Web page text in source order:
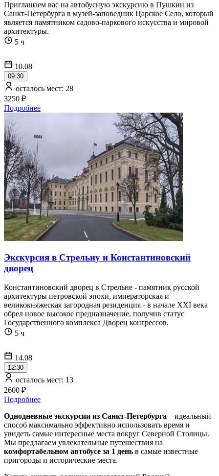
Приглашаем вас на автобусную экскурсию в Пушкин из
Санкт-Петербурга в музей-заповедник Царское Село, который
является памятником садово-паркового искусства и мировой
архитектуры.
5 ч
10.08
09:30
осталось мест: 28
3250 ₽
Подробнее
Экскурсия в Стрельну и Константиновский
дворец
Константиновский дворец в Стрельне - памятник русской
архитектуры петровской эпохи, императорская и
великокняжеская загородная резиденция - в начале XXI века
обрел новое высокое предназначение, получив статус
Государственного комплекса Дворец конгрессов.
5 ч
14.08
12:30
осталось мест: 13
2600 ₽
Подробнее
Однодневные экскурсии из Санкт-Петербурга – идеальный
способ максимально эффективно использовать время и
увидеть самые интересные места вокруг Северной Столицы.
Мы предлагаем увлекательные путешествия на
комфортабельном автобусе за 1 день в самые известные
пригороды и исторические места.